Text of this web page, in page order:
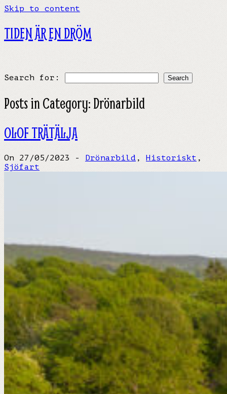
Skip to content
TIDEN ÄR EN DRÖM
Search for:
Posts in Category:Drönarbild
OLOF TRÄTÄLJA
On 27/05/2023 - Drönarbild , Historiskt ,
Sjöfart